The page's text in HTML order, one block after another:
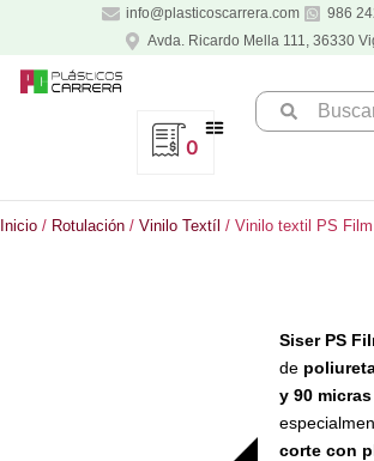
contenido
info@plasticoscarrera.com
986
Avda. Ricardo Mella 111, 36330
Search
...
0
Inicio / Rotulación / Vinilo Textíl / Vinilo textil PS
Siser PS
de
y 90
corte con